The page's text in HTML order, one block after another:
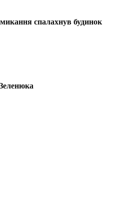
спалахнув будинок